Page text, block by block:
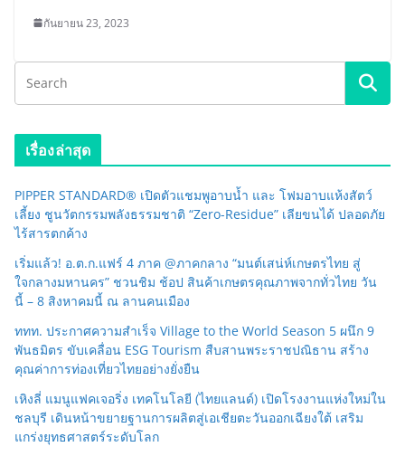
กันยายน 23, 2023
เรื่องล่าสุด
PIPPER STANDARD® เปิดตัวแชมพูอาบน้ำ และ โฟมอาบแห้งสัตว์
เลี้ยง ชูนวัตกรรมพลังธรรมชาติ “Zero-Residue” เลียขนได้ ปลอดภัย
ไร้สารตกค้าง
เริ่มแล้ว! อ.ต.ก.แฟร์ 4 ภาค @ภาคกลาง “มนต์เสน่ห์เกษตรไทย สู่
ใจกลางมหานคร” ชวนชิม ช้อป สินค้าเกษตรคุณภาพจากทั่วไทย วัน
นี้ – 8 สิงหาคมนี้ ณ ลานคนเมือง
ททท. ประกาศความสำเร็จ Village to the World Season 5 ผนึก 9
พันธมิตร ขับเคลื่อน ESG Tourism สืบสานพระราชปณิธาน สร้าง
คุณค่าการท่องเที่ยวไทยอย่างยั่งยืน
เหิงลี่ แมนูแฟคเจอริ่ง เทคโนโลยี (ไทยแลนด์) เปิดโรงงานแห่งใหม่ใน
ชลบุรี เดินหน้าขยายฐานการผลิตสู่เอเชียตะวันออกเฉียงใต้ เสริม
แกร่งยุทธศาสตร์ระดับโลก